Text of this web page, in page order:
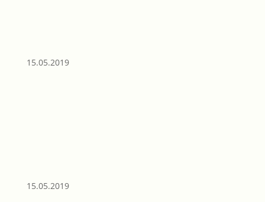
15.05.2019
15.05.2019